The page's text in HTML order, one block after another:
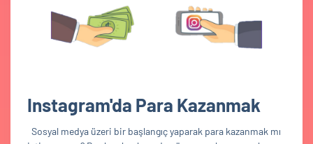
Instagram'da Para Kazanmak
Sosyal medya üzeri bir başlangıç yaparak para kazanmak mı